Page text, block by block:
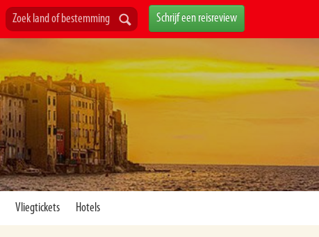
Schrijf een reisreview
Vliegtickets Hotels